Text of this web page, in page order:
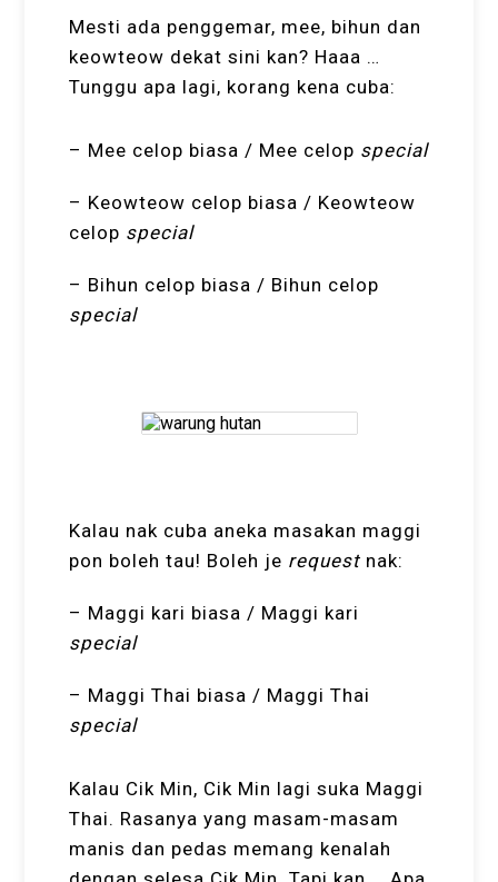
Mesti ada penggemar, mee, bihun dan
keowteow dekat sini kan? Haaa …
Tunggu apa lagi, korang kena cuba:
– Mee celop biasa / Mee celop special
– Keowteow celop biasa / Keowteow
celop special
– Bihun celop biasa / Bihun celop
special
Kalau nak cuba aneka masakan maggi
pon boleh tau! Boleh je request nak:
– Maggi kari biasa / Maggi kari
special
– Maggi Thai biasa / Maggi Thai
special
Kalau Cik Min, Cik Min lagi suka Maggi
Thai. Rasanya yang masam-masam
manis dan pedas memang kenalah